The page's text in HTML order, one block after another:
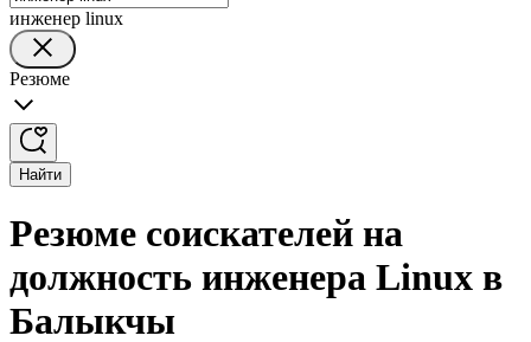
инженер linux
Резюме
Найти
Резюме соискателей на
должность инженера Linux в
Балыкчы